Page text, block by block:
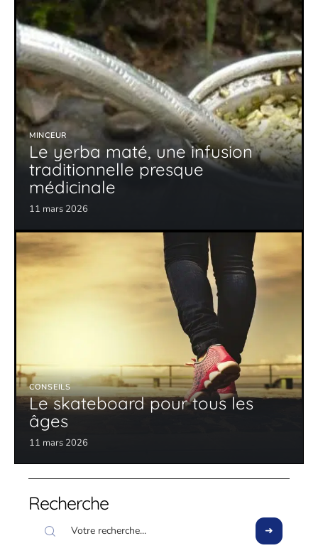
MINCEUR
Le yerba maté, une infusion
traditionnelle presque
médicinale
11 mars 2026
CONSEILS
Le skateboard pour tous les
âges
11 mars 2026
Recherche